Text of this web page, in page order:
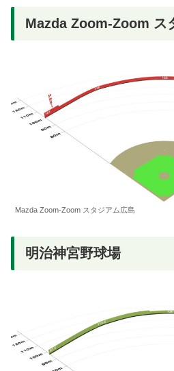
Mazda Zoom-Zoom ス
Mazda Zoom-Zoom スタジアム広島
明治神宮野球場